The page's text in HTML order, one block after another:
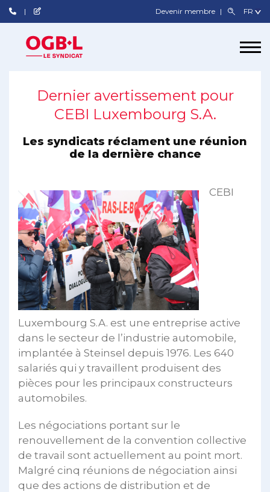
Devenir membre
Dernier avertissement pour
CEBI Luxembourg S.A.
Les syndicats réclament une réunion
de la dernière chance
CEBI
Luxembourg S.A. est une entreprise active
dans le secteur de l’industrie automobile,
implantée à Steinsel depuis 1976. Les 640
salariés qui y travaillent produisent des
pièces pour les principaux constructeurs
automobiles.
Les négociations portant sur le
renouvellement de la convention collective
de travail sont actuellement au point mort.
Malgré cinq réunions de négociation ainsi
que des actions de distribution et de